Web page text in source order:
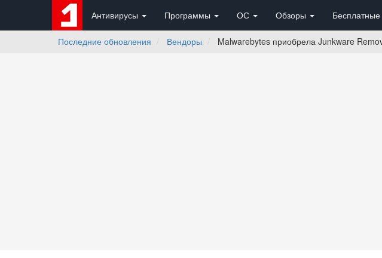
Антивирусы Программы ОС Обзоры
Последние обновления Вендоры Malwarebytes приобрела Junkware